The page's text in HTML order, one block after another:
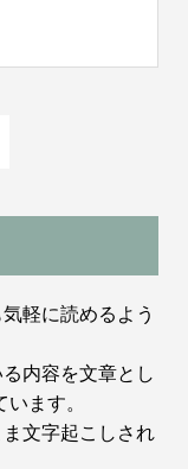
軽に読めるよう
内容を文章とし
ます。
文字起こしされ